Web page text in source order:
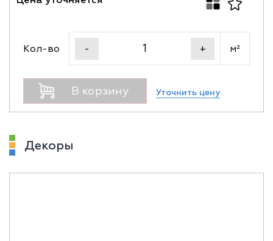
Кол-во - + м²
В корзину Уточнить цену
Декоры